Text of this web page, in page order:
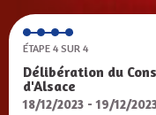
ÉTAPE 4 SUR 4
Délibération du
d'Alsace
18/12/2023 - 19/12/